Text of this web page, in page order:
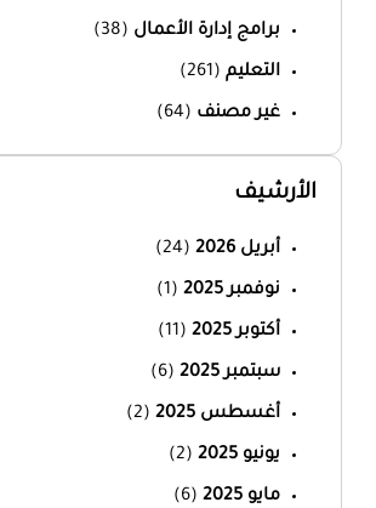
برامج إدارة الأعمال (38)
التعليم (261)
غير مصنف (64)
الأرشيف
أبريل 2026 (24)
نوفمبر 2025 (1)
أكتوبر 2025 (11)
سبتمبر 2025 (6)
أغسطس 2025 (2)
يونيو 2025 (2)
مايو 2025 (6)